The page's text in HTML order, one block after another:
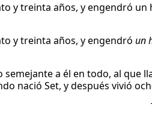
y treinta años, y engendró
y treinta años, y engendró un
a él en todo, al que
nació Set, y después vivió